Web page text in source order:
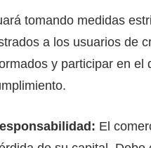
tomando medidas
a los usuarios de
y participar en
El